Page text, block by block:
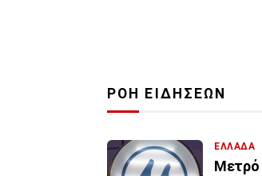
ΡΟΗ ΕΙΔΗΣΕΩΝ
ΕΛΛΑΔΑ
Μετρό